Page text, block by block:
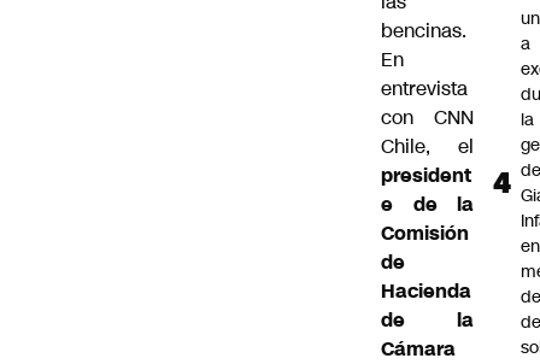
bencinas.
En
entrevista
con CNN
Chile, el
president
e de la
Comisión
de
Hacienda
de la
Cámara
a
la
de
en
de